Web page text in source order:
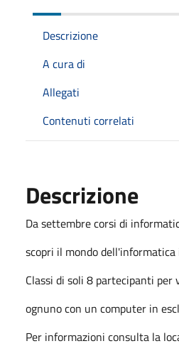
Descrizione
A cura di
Allegati
Contenuti correlati
Descrizione
Da settembre corsi di
scopri il mondo
Classi di soli 8 partecipanti per
ognuno con un computer in
Per informazioni consulta la